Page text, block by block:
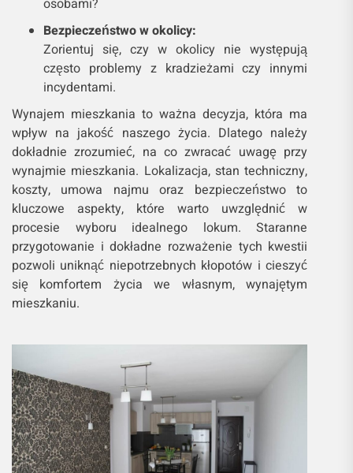
osobami?
Bezpieczeństwo w okolicy:
Zorientuj się, czy w okolicy nie występują
często problemy z kradzieżami czy innymi
incydentami.
Wynajem mieszkania to ważna decyzja, która ma
wpływ na jakość naszego życia. Dlatego należy
dokładnie zrozumieć, na co zwracać uwagę przy
wynajmie mieszkania. Lokalizacja, stan techniczny,
koszty, umowa najmu oraz bezpieczeństwo to
kluczowe aspekty, które warto uwzględnić w
procesie wyboru idealnego lokum. Staranne
przygotowanie i dokładne rozważenie tych kwestii
pozwoli uniknąć niepotrzebnych kłopotów i cieszyć
się komfortem życia we własnym, wynajętym
mieszkaniu.